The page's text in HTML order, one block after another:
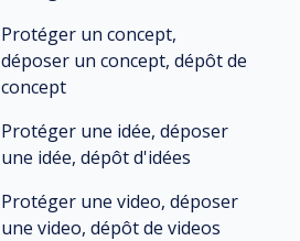
Protéger un concept,
déposer un concept, dépôt de
concept
Protéger une idée, déposer
une idée, dépôt d'idées
Protéger une video, déposer
une video, dépôt de videos